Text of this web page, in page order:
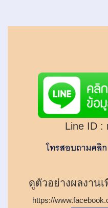
Line ID :
ดูตัวอย่างผลงาน
https://